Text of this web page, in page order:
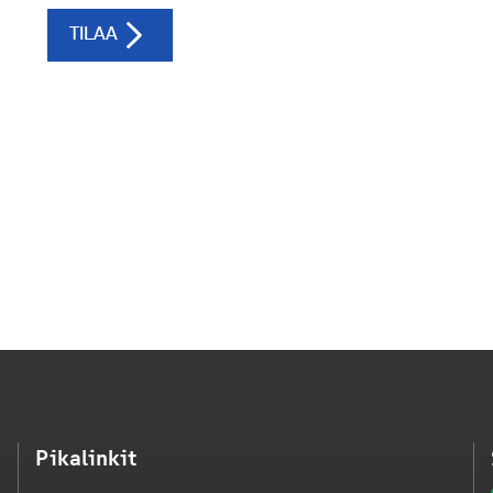
Pikalinkit